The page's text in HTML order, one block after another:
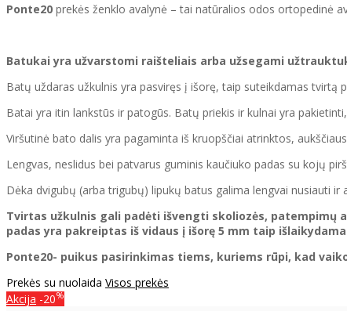
Ponte20 prekės ženklo avalynė – tai natūralios odos ortopedinė
Batukai yra užvarstomi raišteliais arba užsegami
Batų uždaras užkulnis yra pasviręs į išorę, taip suteikdamas
Batai yra itin lankstūs ir patogūs. Batų priekis ir kulnai yra
Viršutinė bato dalis yra pagaminta iš kruopščiai atrinktos,
Lengvas, neslidus bei patvarus guminis kaučiuko padas su kojų
Dėka dvigubų (arba trigubų) lipukų batus galima lengvai nusiauti ir
Tvirtas užkulnis gali padėti išvengti skoliozės, patempimų
padas yra pakreiptas iš vidaus į išorę 5 mm taip
Ponte20- puikus pasirinkimas tiems, kuriems rūpi, kad
Prekės su nuolaida Visos prekės
Akcija -20%